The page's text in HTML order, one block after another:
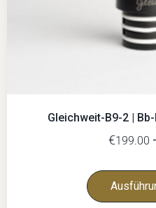
Gleichweit-B9-2 |
€199.00